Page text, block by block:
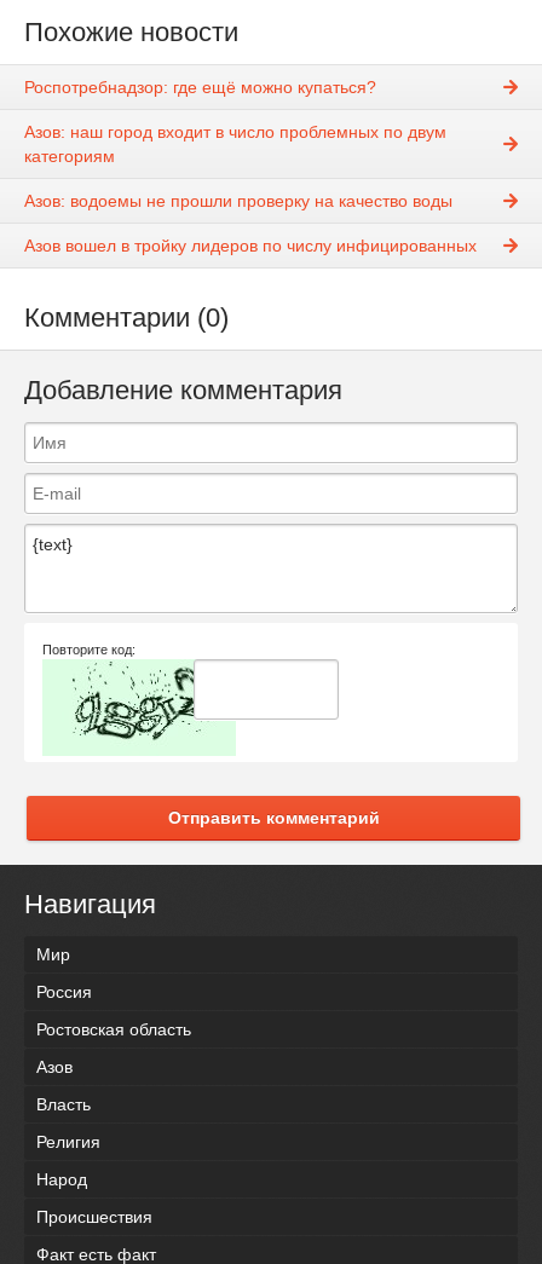
Похожие новости
Роспотребнадзор: где ещё можно купаться?
Азов: наш город входит в число проблемных по двум
категориям
Азов: водоемы не прошли проверку на качество воды
Азов вошел в тройку лидеров по числу инфицированных
Комментарии (0)
Добавление комментария
Повторите код:
Отправить комментарий
Навигация
Мир
Россия
Ростовская область
Азов
Власть
Религия
Народ
Происшествия
Факт есть факт